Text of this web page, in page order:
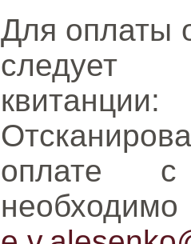
Для оплаты
следует
оплате с